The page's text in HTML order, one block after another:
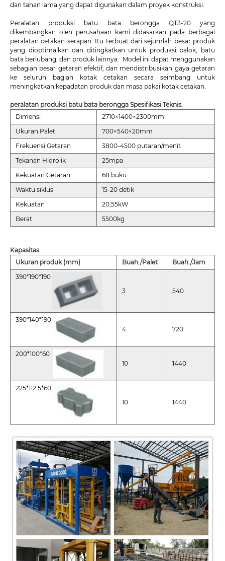
dan tahan lama yang dapat digunakan dalam proyek konstruksi.
Peralatan produksi batu bata berongga QT3-20 yang
dikembangkan oleh perusahaan kami didasarkan pada berbagai
peralatan cetakan serapan. Itu terbuat dari sejumlah besar produk
yang dioptimalkan dan ditingkatkan untuk produksi balok, batu
bata berlubang, dan produk lainnya. Model ini dapat menggunakan
sebagian besar getaran efektif, dan mendistribusikan gaya getaran
ke seluruh bagian kotak cetakan secara seimbang untuk
meningkatkan kepadatan produk dan masa pakai kotak cetakan.
peralatan produksi batu bata berongga Spesifikasi Teknis:
Dimensi
2710×1400×2300mm
Ukuran Palet
700×540×20mm
Frekuensi Getaran
3800-4500 putaran/menit
Tekanan Hidrolik
25mpa
Kekuatan Getaran
68 buku
Waktu siklus
15-20 detik
Kekuatan
20,55kW
Berat
5500kg
Kapasitas
Ukuran produk (mm)
Buah./Palet
Buah./Jam
390*190*190
3
540
390*140*190
4
720
200*100*60
10
1440
225*112.5*60
10
1440